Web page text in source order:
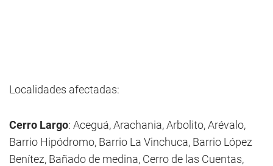
Localidades afectadas:
Cerro Largo: Aceguá, Arachania, Arbolito, Arévalo,
Barrio Hipódromo, Barrio La Vinchuca, Barrio López
Benítez, Bañado de medina, Cerro de las Cuentas,